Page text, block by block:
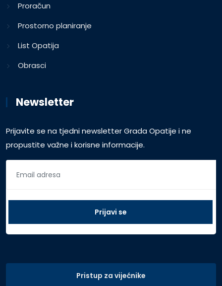
Proračun
Prostorno planiranje
List Opatija
Obrasci
Newsletter
Prijavite se na tjedni newsletter Grada Opatije i ne
propustite važne i korisne informacije.
Pristup za vijećnike